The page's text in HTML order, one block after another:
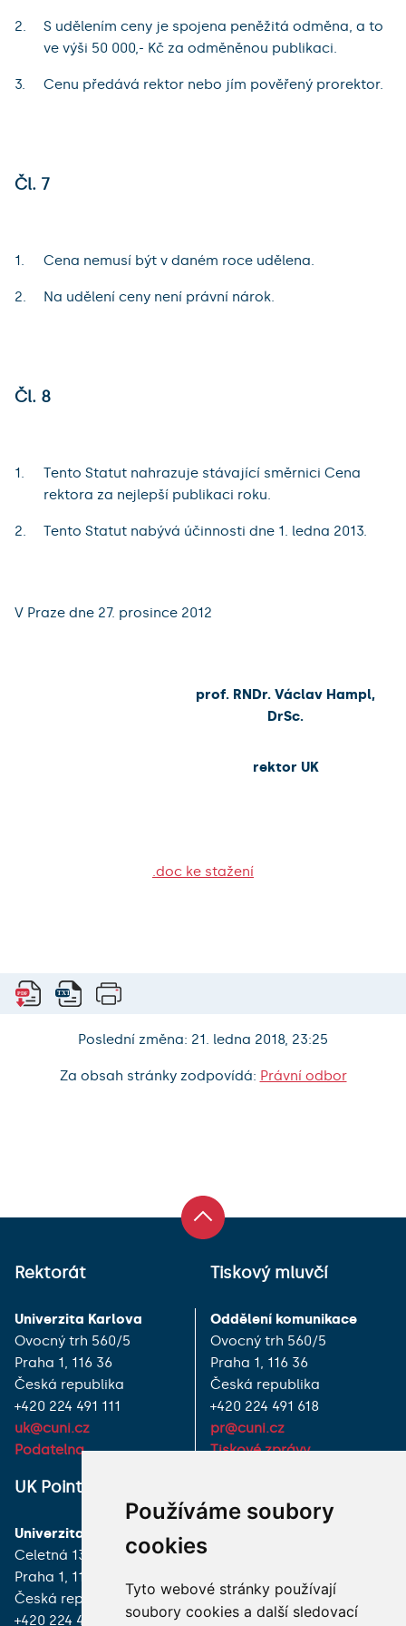
Používáme soubory
cookies
Tyto webové stránky používají
soubory cookies a další sledovací
S udělením ceny je spojena peněžitá odměna, a to
ve výši 50 000,- Kč za odměněnou publikaci.
Cenu předává rektor nebo jím pověřený prorektor.
Čl. 7
Cena nemusí být v daném roce udělena.
Na udělení ceny není právní nárok.
Čl. 8
Tento Statut nahrazuje stávající směrnici Cena
rektora za nejlepší publikaci roku.
Tento Statut nabývá účinnosti dne 1. ledna 2013.
V Praze dne 27. prosince 2012
prof. RNDr. Václav Hampl,
DrSc.
rektor UK
.doc ke stažení
Poslední změna: 21. ledna 2018, 23:25
Za obsah stránky zodpovídá: Právní odbor
Rektorát
Univerzita Karlova
Ovocný trh 560/5
Praha 1, 116 36
Česká republika
+420 224 491 111
uk@cuni.cz
Podatelna
Tiskový mluvčí
Oddělení komunikace
Ovocný trh 560/5
Praha 1, 116 36
Česká republika
+420 224 491 618
pr@cuni.cz
Tiskové zprávy
UK Point
Univerzita Karlova
Celetná 13
Praha 1, 116 36
Česká republika
+420 224 491 850
JAK K NÁM?